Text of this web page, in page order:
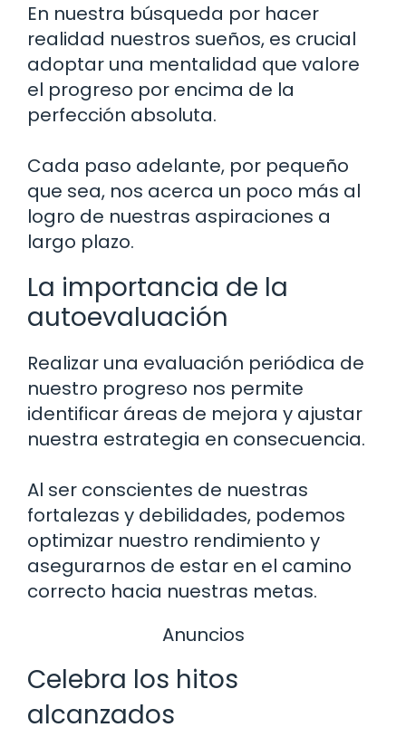
En nuestra búsqueda por hacer
realidad nuestros sueños, es crucial
adoptar una mentalidad que valore
el progreso por encima de la
perfección absoluta.
Cada paso adelante, por pequeño
que sea, nos acerca un poco más al
logro de nuestras aspiraciones a
largo plazo.
La importancia de la
autoevaluación
Realizar una evaluación periódica de
nuestro progreso nos permite
identificar áreas de mejora y ajustar
nuestra estrategia en consecuencia.
Al ser conscientes de nuestras
fortalezas y debilidades, podemos
optimizar nuestro rendimiento y
asegurarnos de estar en el camino
correcto hacia nuestras metas.
Anuncios
Celebra los hitos
alcanzados